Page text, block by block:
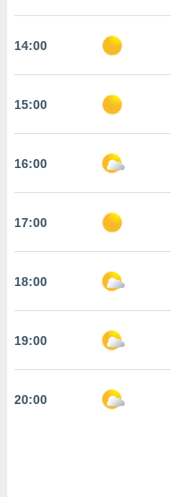
permite
coste.
botón
a la
todas
ya sean
nos
en
perfil
y
CONTINUAR
14:00
15:00
16:00
17:00
18:00
19:00
20:00